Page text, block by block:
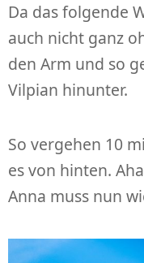
Da das folgende
auch nicht ganz
den Arm und so
Vilpian hinunter.
So vergehen 10
es von hinten.
Anna muss nun